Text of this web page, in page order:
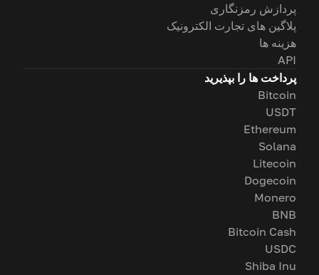
پردازش رمزنگاری
پلاگین های تجارت الکترونیک
هزینه ها
API
پرداخت ها را بپذیرید
Bitcoin
USDT
Ethereum
Solana
Litecoin
Dogecoin
Monero
BNB
Bitcoin Cash
USDC
Shiba Inu